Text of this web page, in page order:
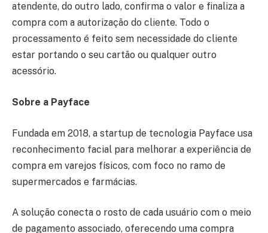
atendente, do outro lado, confirma o valor e finaliza a
compra com a autorização do cliente. Todo o
processamento é feito sem necessidade do cliente
estar portando o seu cartão ou qualquer outro
acessório.
Sobre a Payface
Fundada em 2018, a startup de tecnologia Payface usa
reconhecimento facial para melhorar a experiência de
compra em varejos físicos, com foco no ramo de
supermercados e farmácias.
A solução conecta o rosto de cada usuário com o meio
de pagamento associado, oferecendo uma compra